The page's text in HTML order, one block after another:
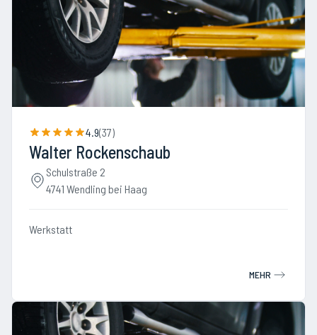
4.9(37)
Walter Rockenschaub
Schulstraße 2
4741 Wendling bei Haag
Werkstatt
MEHR